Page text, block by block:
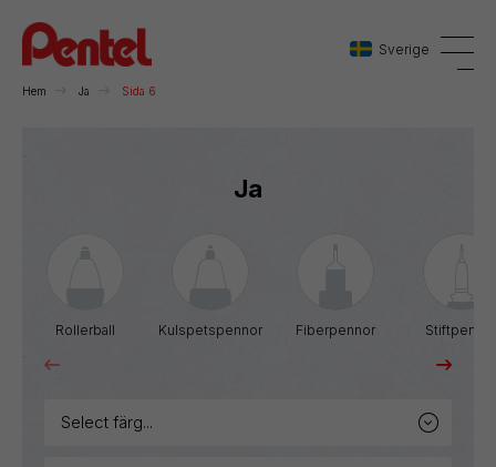
Sverige
Hem Ja Sida 6
Ja
Rollerball Kulspetspennor Fiberpennor
select färg...